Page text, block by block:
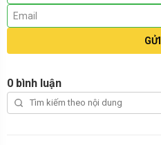
GỬI
0 bình luận